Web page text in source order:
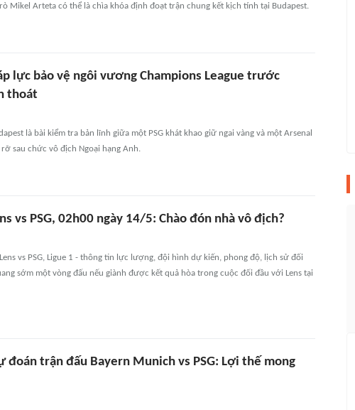
Mikel Arteta có thể là chìa khóa định đoạt trận chung kết kịch tính tại Budapest.
lực bảo vệ ngôi vương Champions League trước
thoát
là bài kiểm tra bản lĩnh giữa một PSG khát khao giữ ngai vàng và một Arsenal
sau chức vô địch Ngoại hạng Anh.
vs PSG, 02h00 ngày 14/5: Chào đón nhà vô địch?
vs PSG, Ligue 1 - thông tin lực lượng, đội hình dự kiến, phong độ, lịch sử đối
sớm một vòng đấu nếu giành được kết quả hòa trong cuộc đối đầu với Lens tại
đoán trận đấu Bayern Munich vs PSG: Lợi thế mong